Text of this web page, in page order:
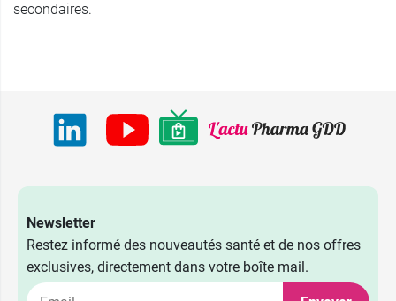
secondaires.
Newsletter
Restez informé des nouveautés santé et de nos offres
exclusives, directement dans votre boîte mail.